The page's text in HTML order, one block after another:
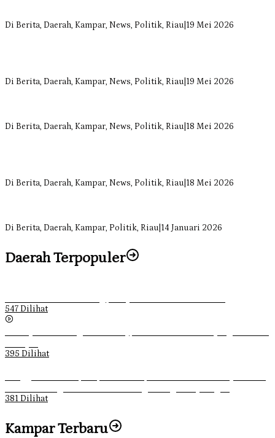
Di Berita, Daerah, Kampar, News, Politik, Riau 19 Mei 2026
Di Berita, Daerah, Kampar, News, Politik, Riau 19 Mei 2026
Di Berita, Daerah, Kampar, News, Politik, Riau 18 Mei 2026
Di Berita, Daerah, Kampar, News, Politik, Riau 18 Mei 2026
Di Berita, Daerah, Kampar, Politik, Riau 14 Januari 2026
Daerah Terpopuler
547 Dilihat
395 Dilihat
381 Dilihat
Kampar Terbaru